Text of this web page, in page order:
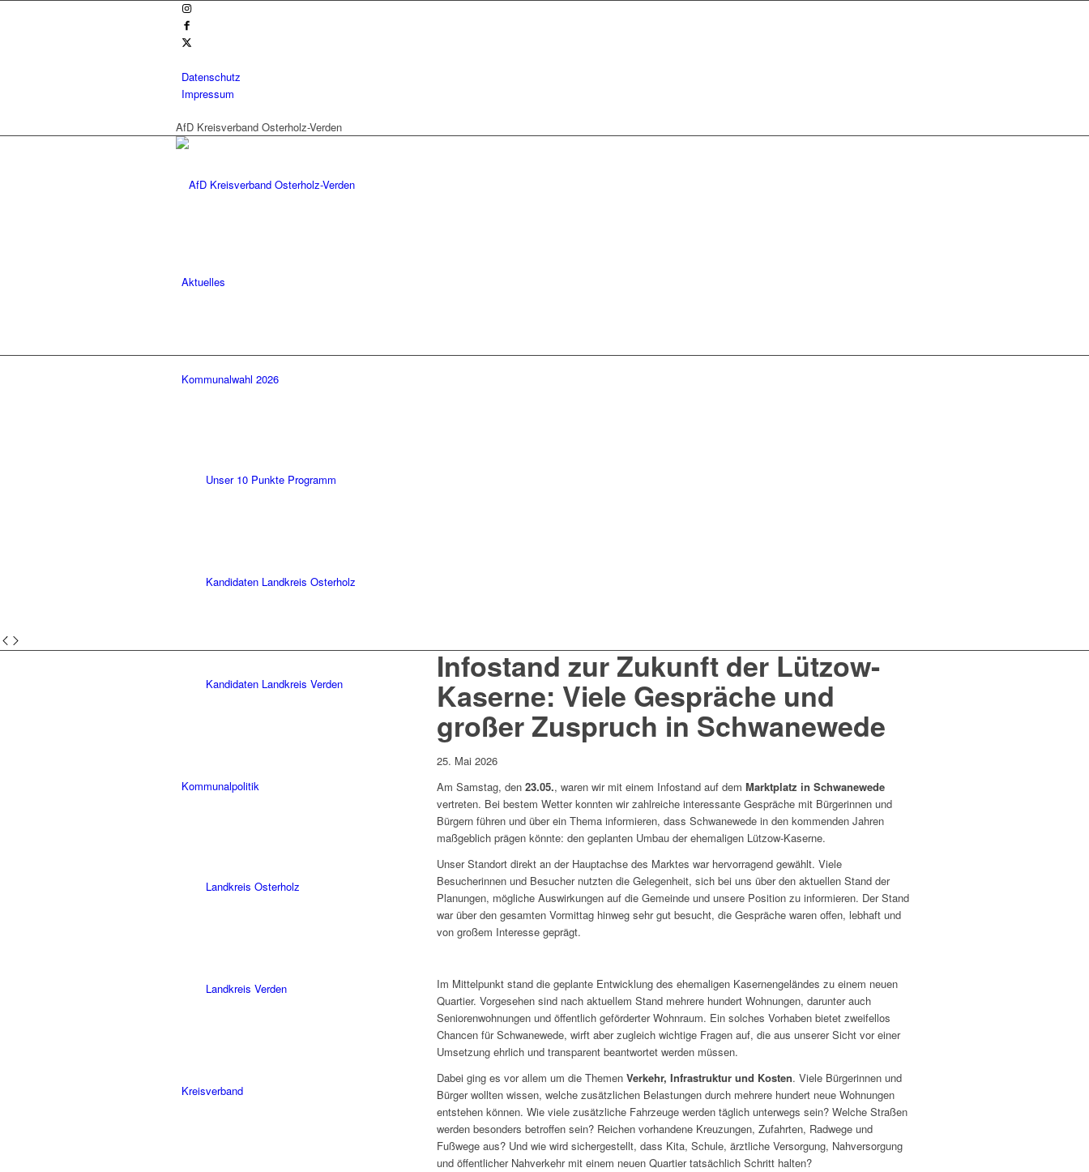
Datenschutz
Impressum
AfD Kreisverband Osterholz-Verden
Aktuelles
Kommunalwahl 2026
Unser 10 Punkte Programm
Kandidaten Landkreis Osterholz
Kandidaten Landkreis Verden
Kommunalpolitik
Landkreis Osterholz
Landkreis Verden
Kreisverband
Infostand zur Zukunft der Lützow-
Kaserne: Viele Gespräche und
großer Zuspruch in Schwanewede
25. Mai 2026
Am Samstag, den 23.05., waren wir mit einem Infostand auf dem Marktplatz in Schwanewede
vertreten. Bei bestem Wetter konnten wir zahlreiche interessante Gespräche mit Bürgerinnen und
Bürgern führen und über ein Thema informieren, dass Schwanewede in den kommenden Jahren
maßgeblich prägen könnte: den geplanten Umbau der ehemaligen Lützow-Kaserne.
Unser Standort direkt an der Hauptachse des Marktes war hervorragend gewählt. Viele
Besucherinnen und Besucher nutzten die Gelegenheit, sich bei uns über den aktuellen Stand der
Planungen, mögliche Auswirkungen auf die Gemeinde und unsere Position zu informieren. Der Stand
war über den gesamten Vormittag hinweg sehr gut besucht, die Gespräche waren offen, lebhaft und
von großem Interesse geprägt.
Im Mittelpunkt stand die geplante Entwicklung des ehemaligen Kasernengeländes zu einem neuen
Quartier. Vorgesehen sind nach aktuellem Stand mehrere hundert Wohnungen, darunter auch
Seniorenwohnungen und öffentlich geförderter Wohnraum. Ein solches Vorhaben bietet zweifellos
Chancen für Schwanewede, wirft aber zugleich wichtige Fragen auf, die aus unserer Sicht vor einer
Umsetzung ehrlich und transparent beantwortet werden müssen.
Dabei ging es vor allem um die Themen Verkehr, Infrastruktur und Kosten. Viele Bürgerinnen und
Bürger wollten wissen, welche zusätzlichen Belastungen durch mehrere hundert neue Wohnungen
entstehen können. Wie viele zusätzliche Fahrzeuge werden täglich unterwegs sein? Welche Straßen
werden besonders betroffen sein? Reichen vorhandene Kreuzungen, Zufahrten, Radwege und
Fußwege aus? Und wie wird sichergestellt, dass Kita, Schule, ärztliche Versorgung, Nahversorgung
und öffentlicher Nahverkehr mit einem neuen Quartier tatsächlich Schritt halten?